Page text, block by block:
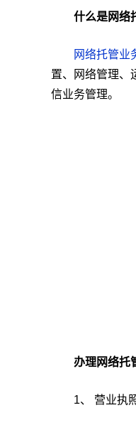
什么是网络
网络托管业
置、网络管理、
信业务管理。
办理网络托
1、 营业执照